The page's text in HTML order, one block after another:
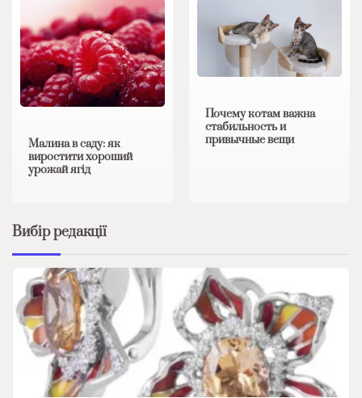
Малина в саду: як
виростити хороший
урожай ягід
Почему котам важна
стабильность и
привычные вещи
Вибір редакції